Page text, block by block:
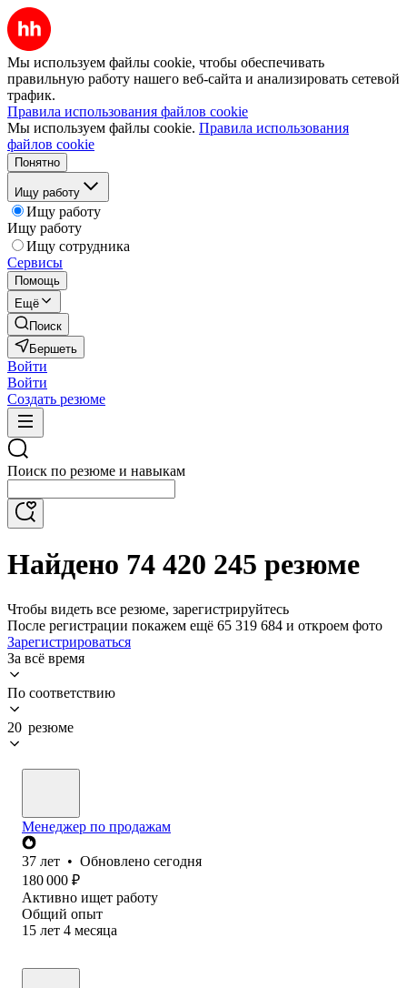
Мы используем файлы cookie, чтобы обеспечивать
правильную работу нашего веб-сайта и анализировать сетевой
трафик.
Правила использования файлов cookie
Мы используем файлы cookie. Правила использования
файлов cookie
Понятно
Ищу работу
Ищу работу
Ищу работу
Ищу сотрудника
Сервисы
Помощь
Ещё
Поиск
Бершеть
Войти
Войти
Создать резюме
Поиск по резюме и навыкам
Найдено 74 420 245 резюме
Чтобы видеть все резюме, зарегистрируйтесь
После регистрации покажем ещё 65 319 684 и откроем фото
Зарегистрироваться
За всё время
По соответствию
20 резюме
Менеджер по продажам
37 лет • Обновлено сегодня
180 000 ₽
Активно ищет работу
Общий опыт
15 лет 4 месяца